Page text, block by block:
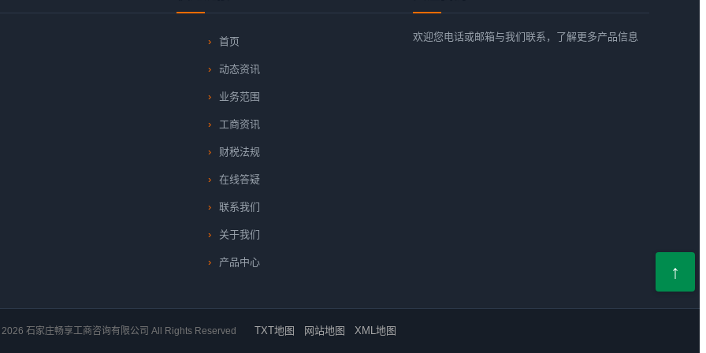
首页
动态资讯
业务范围
工商资讯
财税法规
在线答疑
联系我们
关于我们
产品中心
欢迎您电话或邮箱与我们联系，了解更多产品信息
石家庄畅享工商咨询有限公司 All Rights Reserved TXT地图 网站地图 XML地图